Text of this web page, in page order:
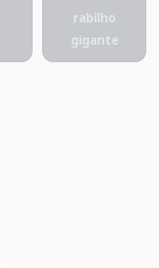
rabilho
gigante